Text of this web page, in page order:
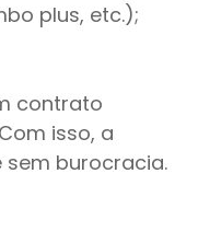
plus, etc.);
contrato
isso, a
burocracia.